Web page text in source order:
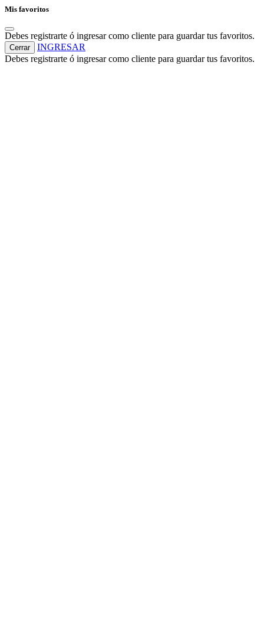
Mis favoritos
Debes registrarte ó ingresar como cliente para guardar tus favoritos.
Cerrar
INGRESAR
Debes registrarte ó ingresar como cliente para guardar tus favoritos.